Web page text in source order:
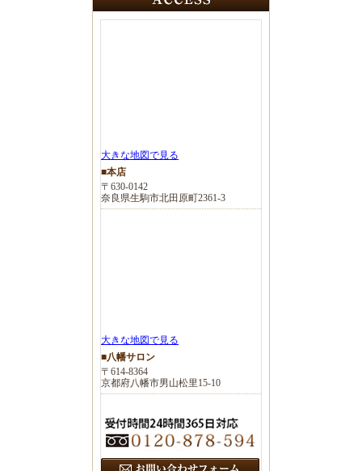
大きな地図で見る
■本店
〒630-0142
奈良県生駒市北田原町2361-3
大きな地図で見る
■八幡サロン
〒614-8364
京都府八幡市男山松里15-10